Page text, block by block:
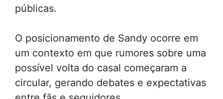
públicas.
O posicionamento de Sandy ocorre em
um contexto em que rumores sobre uma
possível volta do casal começaram a
circular, gerando debates e expectativas